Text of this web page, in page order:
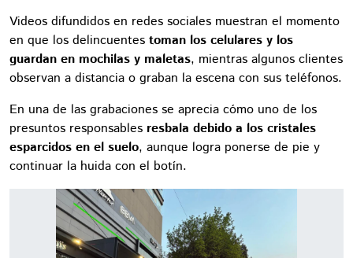
Videos difundidos en redes sociales muestran el momento
en que los delincuentes toman los celulares y los
guardan en mochilas y maletas, mientras algunos clientes
observan a distancia o graban la escena con sus teléfonos.
En una de las grabaciones se aprecia cómo uno de los
presuntos responsables resbala debido a los cristales
esparcidos en el suelo, aunque logra ponerse de pie y
continuar la huida con el botín.